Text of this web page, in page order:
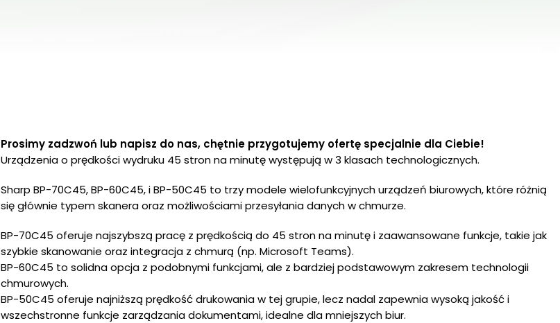
Prosimy zadzwoń lub napisz do nas, chętnie przygotujemy ofertę specjalnie dla Ciebie!
Urządzenia o prędkości wydruku 45 stron na minutę występują w 3 klasach technologicznych.
Sharp BP-70C45, BP-60C45, i BP-50C45 to trzy modele wielofunkcyjnych urządzeń biurowych, które różnią
się głównie typem skanera oraz możliwościami przesyłania danych w chmurze.
BP-70C45 oferuje najszybszą pracę z prędkością do 45 stron na minutę i zaawansowane funkcje, takie jak
szybkie skanowanie oraz integracja z chmurą (np. Microsoft Teams).
BP-60C45 to solidna opcja z podobnymi funkcjami, ale z bardziej podstawowym zakresem technologii
chmurowych.
BP-50C45 oferuje najniższą prędkość drukowania w tej grupie, lecz nadal zapewnia wysoką jakość i
wszechstronne funkcje zarządzania dokumentami, idealne dla mniejszych biur.